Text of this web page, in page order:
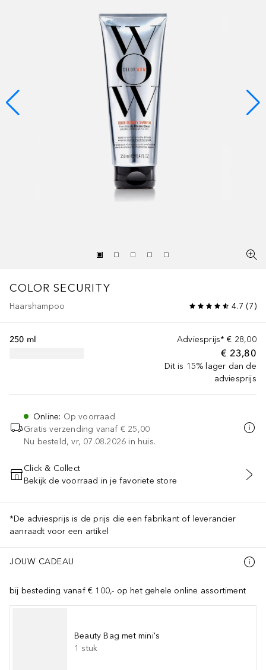
COLOR SECURITY
Haarshampoo 4.7 (7)
Adviesprijs* € 28,00
€ 23,80
Dit is 15% lager dan de
adviesprijs
250 ml
Online: Op voorraad
Gratis verzending vanaf € 25,00
Nu besteld, vr, 07.08.2026 in huis.
VOEG TOE AAN WINKELMANDJE
Click & Collect
Bekijk de voorraad in je favoriete store
*De adviesprijs is de prijs die een fabrikant of leverancier
aanraadt voor een artikel
JOUW CADEAU
bij besteding vanaf € 100,- op het gehele online assortiment
Beauty Bag met mini's
1 stuk